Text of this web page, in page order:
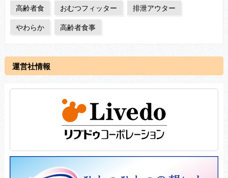
高齢者食 おむつフィッター 排泄アウター
やわらか 高齢者食事
運営社情報